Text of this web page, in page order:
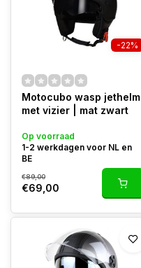
-22%
Motocubo wasp jethelm
met vizier | mat zwart
Op voorraad
1-2 werkdagen voor NL en
BE
€89,00
€69,00